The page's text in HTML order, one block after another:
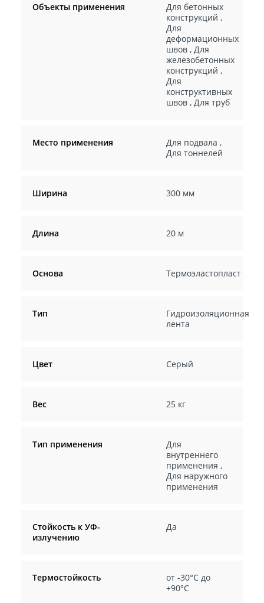
Объекты применения
Для бетонных
конструкций ,
Для
деформационных
швов, Для
железобетонных
конструкций ,
Для
конструктивных
швов, Для труб
Место применения Для подвала ,
Для тоннелей
Ширина 300 мм
Длина 20 м
Основа Термоэластопласт
Тип
Гидроизоляционная
лента
Цвет Серый
Вес 25 кг
Тип применения
Для
внутреннего
применения ,
Для наружного
применения
Стойкость к УФ-
излучению
Да
Термостойкость
от -30°C до
+90°C